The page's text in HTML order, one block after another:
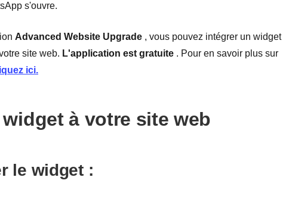
s'ouvre.
Advanced Website Upgrade , vous pouvez intégrer un widget
site web. L'application est gratuite . Pour en savoir plus sur
ici.
à votre site web
le widget :